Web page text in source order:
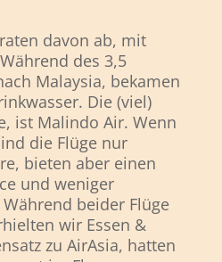
davon ab, mit
des 3,5
Malaysia, bekamen
Die (viel)
ist Malindo Air. Wenn
die Flüge nur
bieten aber einen
und weniger
beider Flüge
wir Essen &
zu AirAsia, hatten